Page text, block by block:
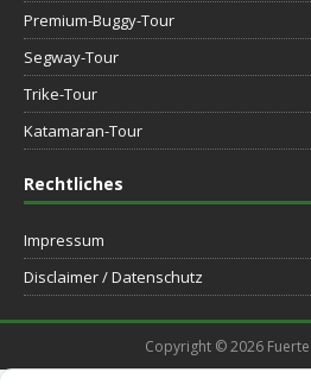
Premium-Buggy-Tour
Segway-Tour
Trike-Tour
Katamaran-Tour
Rechtliches
Impressum
Disclaimer / Datenschutz
Copyright © 2026